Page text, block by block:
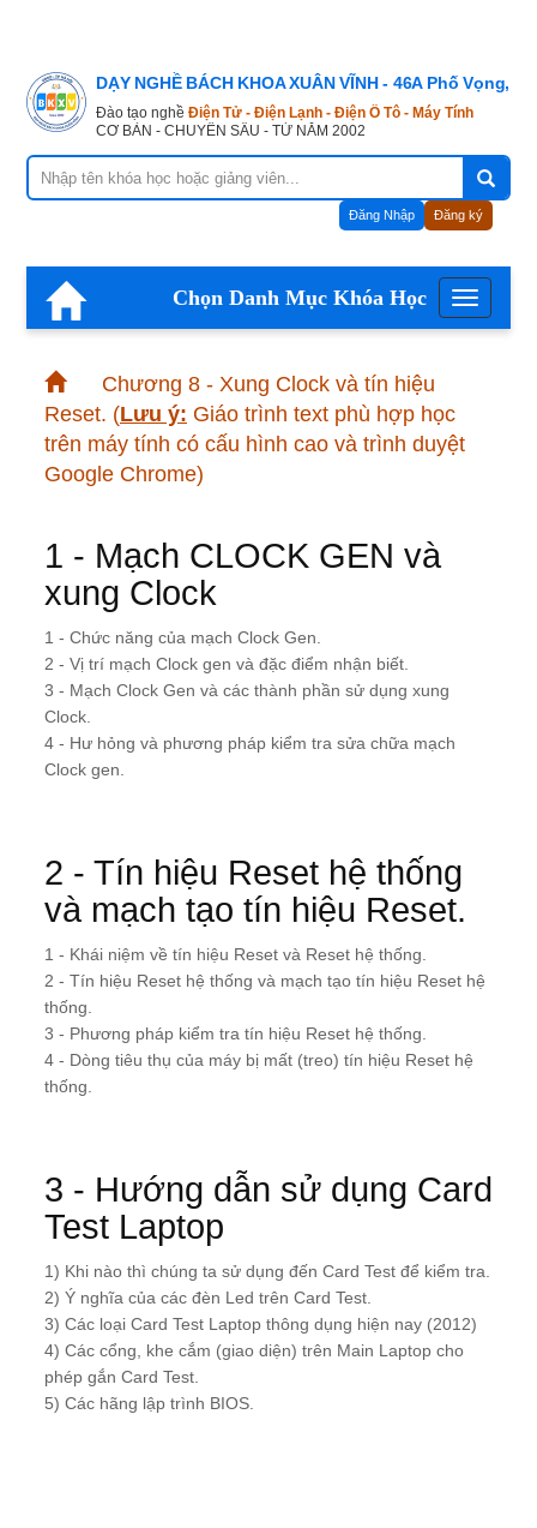
DẠY NGHỀ BÁCH KHOA XUÂN VĨNH - 46A Phố Vọng,
Đào tạo nghề Điện Tử - Điện Lạnh - Điện Ô Tô - Máy Tính
CƠ BẢN - CHUYÊN SÂU - TỪ NĂM 2002
Đăng Nhập Đăng ký
Menu
Chọn Danh Mục Khóa Học
Chương 8 - Xung Clock và tín hiệu
Reset. (Lưu ý: Giáo trình text phù hợp học
trên máy tính có cấu hình cao và trình duyệt
Google Chrome)
1 - Mạch CLOCK GEN và
xung Clock
1 - Chức năng của mạch Clock Gen.
2 - Vị trí mạch Clock gen và đặc điểm nhận biết.
3 - Mạch Clock Gen và các thành phần sử dụng xung
Clock.
4 - Hư hỏng và phương pháp kiểm tra sửa chữa mạch
Clock gen.
2 - Tín hiệu Reset hệ thống
và mạch tạo tín hiệu Reset.
1 - Khái niệm về tín hiệu Reset và Reset hệ thống.
2 - Tín hiệu Reset hệ thống và mạch tạo tín hiệu Reset hệ
thống.
3 - Phương pháp kiểm tra tín hiệu Reset hệ thống.
4 - Dòng tiêu thụ của máy bị mất (treo) tín hiệu Reset hệ
thống.
3 - Hướng dẫn sử dụng Card
Test Laptop
1) Khi nào thì chúng ta sử dụng đến Card Test để kiểm tra.
2) Ý nghĩa của các đèn Led trên Card Test.
3) Các loại Card Test Laptop thông dụng hiện nay (2012)
4) Các cổng, khe cắm (giao diện) trên Main Laptop cho
phép gắn Card Test.
5) Các hãng lập trình BIOS.